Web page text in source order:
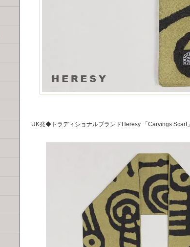
UK発◆トラディショナルブランドHeresy 「Carvings Scarf」